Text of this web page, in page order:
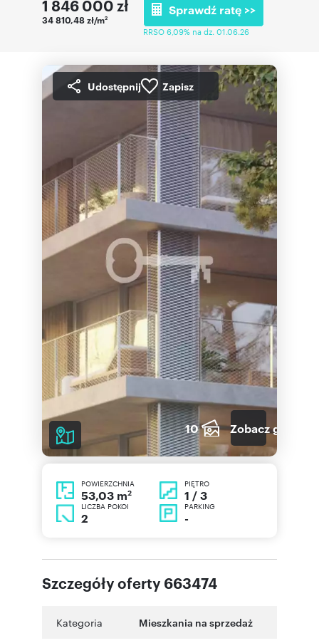
1 846 000 zł
34 810,48 zł/m2
Sprawdź ratę >>
RRSO 6,09% na dz. 01.06.26
Udostępnij Zapisz
10 Zobacz galerię
POWIERZCHNIA
53,03 m2
PIĘTRO
1 / 3
LICZBA POKOI
2
PARKING
-
Szczegóły oferty 663474
Kategoria Mieszkania na sprzedaż